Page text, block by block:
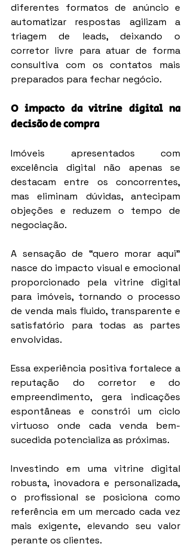
diferentes formatos de anúncio e
automatizar respostas agilizam a
triagem de leads, deixando o
corretor livre para atuar de forma
consultiva com os contatos mais
preparados para fechar negócio.
O impacto da vitrine digital na
decisão de compra
Imóveis apresentados com
excelência digital não apenas se
destacam entre os concorrentes,
mas eliminam dúvidas, antecipam
objeções e reduzem o tempo de
negociação.
A sensação de “quero morar aqui”
nasce do impacto visual e emocional
proporcionado pela vitrine digital
para imóveis, tornando o processo
de venda mais fluido, transparente e
satisfatório para todas as partes
envolvidas.
Essa experiência positiva fortalece a
reputação do corretor e do
empreendimento, gera indicações
espontâneas e constrói um ciclo
virtuoso onde cada venda bem-
sucedida potencializa as próximas.
Investindo em uma vitrine digital
robusta, inovadora e personalizada,
o profissional se posiciona como
referência em um mercado cada vez
mais exigente, elevando seu valor
perante os clientes.